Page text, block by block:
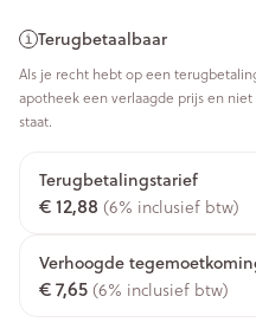
Terugbetaalbaar
Als je recht hebt op een
apotheek een verlaagde prijs en
staat.
Terugbetalingstarief
€ 12,88 (6% inclusief btw)
Verhoogde
€ 7,65(6% inclusief btw)